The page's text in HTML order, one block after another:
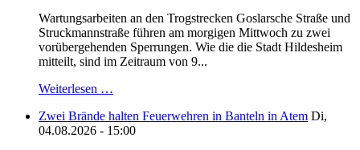
Wartungsarbeiten an den Trogstrecken Goslarsche Straße und
Struckmannstraße führen am morgigen Mittwoch zu zwei
vorübergehenden Sperrungen. Wie die die Stadt Hildesheim
mitteilt, sind im Zeitraum von 9...
Weiterlesen …
Zwei Brände halten Feuerwehren in Banteln in Atem Di,
04.08.2026 - 15:00